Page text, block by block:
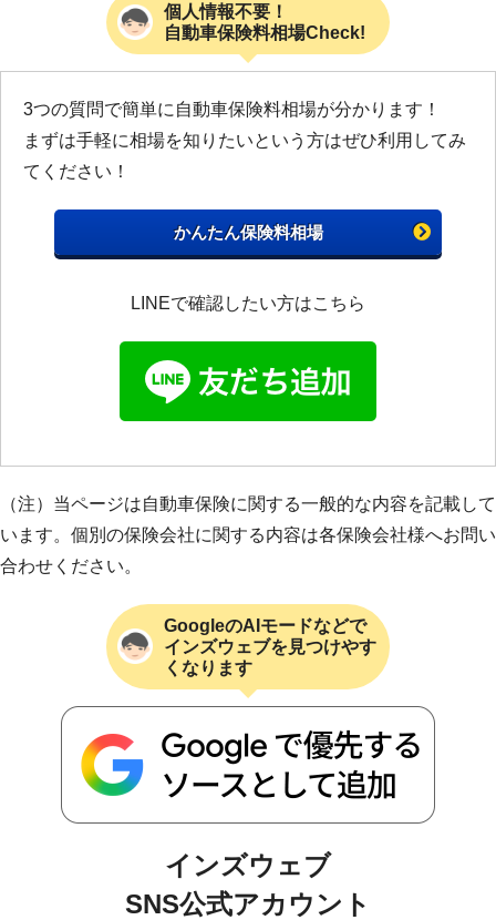
個人情報不要！
自動車保険料相場Check!
3つの質問で簡単に自動車保険料相場が分かります！
まずは手軽に相場を知りたいという方はぜひ利用してみ
てください！
かんたん保険料相場
LINEで確認したい方はこちら
（注）当ページは自動車保険に関する一般的な内容を記載して
います。個別の保険会社に関する内容は各保険会社様へお問い
合わせください。
GoogleのAIモードなどで
インズウェブを見つけやす
くなります
インズウェブ
SNS公式アカウント